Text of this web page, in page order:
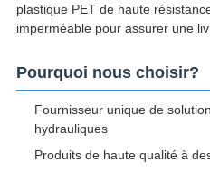
plastique PET de haute
imperméable pour assurer une
Pourquoi nous choisir?
Fournisseur unique de
hydrauliques
Produits de haute qualité à